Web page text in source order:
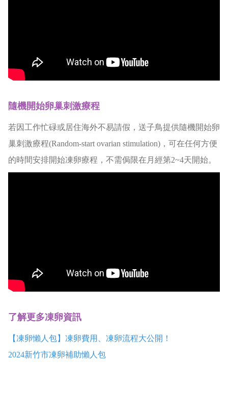
隨機開始卵巢刺激療程
若因工作忙碌或居住海外不易請假，送子鳥提供隨機開始卵
巢刺激療程(Random-start ovarian stimulation)，可在任何方便
的時間安排開始凍卵療程，不需侷限在月經第2~4天開始。
了解更多凍卵資訊
【凍卵懶人包】凍卵費用、凍卵流程大公開！
2024新竹市凍卵補助懶人包